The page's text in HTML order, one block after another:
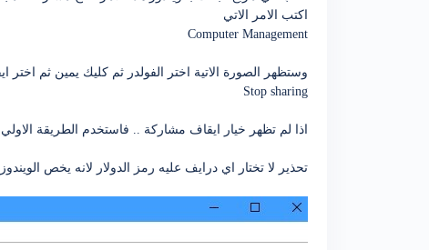
اكتب الامر الاتي
Computer Management
وستظهر الصورة الاتية اختر الفولدر ثم كليك يمين ثم اختر
Stop sharing
اذا لم تظهر خيار ايقاف مشاركة .. فاستخدم الطريقة
تحذير لا تختار اي درايف عليه رمز الدولار لانه يخص